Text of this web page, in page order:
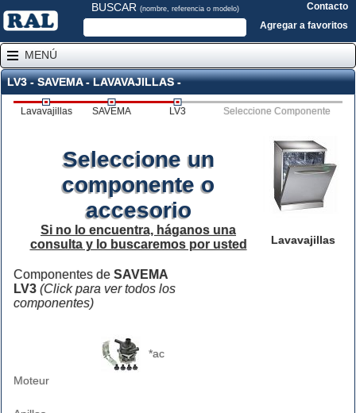
BUSCAR (nombre, referencia o modelo)
Contacto
Agregar a favoritos
MENÚ
LV3 - SAVEMA - LAVAVAJILLAS -
Lavavajillas SAVEMA LV3 Seleccione Componente
Lavavajillas
Seleccione un
componente o
accesorio
Si no lo encuentra, háganos una
consulta y lo buscaremos por usted
Componentes de SAVEMA
LV3 (Click para ver todos los
componentes)
*ac
Moteur